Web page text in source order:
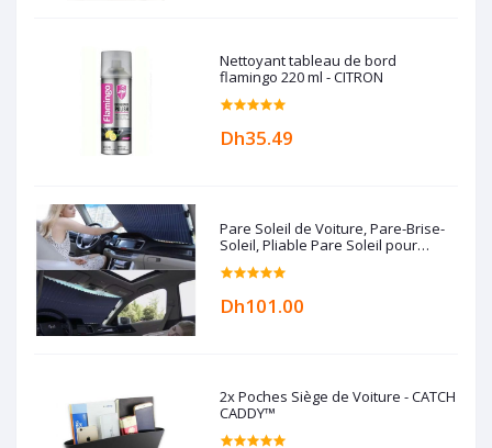
Nettoyant tableau de bord
flamingo 220 ml - CITRON
Dh35.49
Pare Soleil de Voiture, Pare-Brise-
Soleil, Pliable Pare Soleil pour
Voiture Couverture Avant Anti UV
Isolation la Chaleur et Soleil, Style
Pare-Brise Avant (70cm)
Dh101.00
2x Poches Siège de Voiture - CATCH
CADDY™